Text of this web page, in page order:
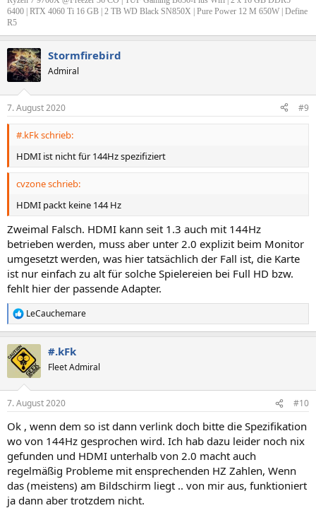
6400 | RTX 4060 Ti 16 GB | 2 TB WD Black SN850X | Pure Power 12 M 650W | Define
R5
Stormfirebird
Admiral
7. August 2020 #9
#.kFk schrieb:
HDMI ist nicht für 144Hz spezifiziert
cvzone schrieb:
HDMI packt keine 144 Hz
Zweimal Falsch. HDMI kann seit 1.3 auch mit 144Hz
betrieben werden, muss aber unter 2.0 explizit beim Monitor
umgesetzt werden, was hier tatsächlich der Fall ist, die Karte
ist nur einfach zu alt für solche Spielereien bei Full HD bzw.
fehlt hier der passende Adapter.
R
e
k
t
e
:
LeCauchemare
#.kFk
Fleet Admiral
7. August 2020 #10
Ok , wenn dem so ist dann verlink doch bitte die Spezifikation
wo von 144Hz gesprochen wird. Ich hab dazu leider noch nix
gefunden und HDMI unterhalb von 2.0 macht auch
regelmäßig Probleme mit ensprechenden HZ Zahlen, Wenn
das (meistens) am Bildschirm liegt .. von mir aus, funktioniert
ja dann aber trotzdem nicht.